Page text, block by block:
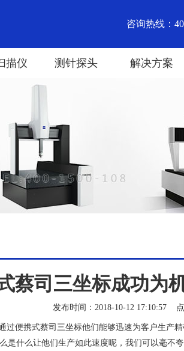
咨询热线：
描仪 测针探头 解决方案
蔡司三坐标成功为
发布时间：2018-10-12 17:10:57 点
过便携式蔡司三坐标他们能够迅速为客户生产
是什么让他们生产如此速度呢，我们可以毫不